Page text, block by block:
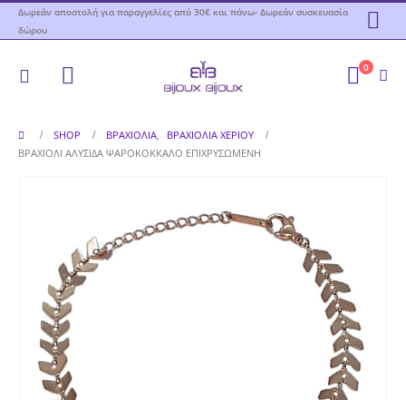
Δωρεάν αποστολή για παραγγελίες από 30€ και πάνω- Δωρεάν συσκευασία
δώρου
0
SHOP ΒΡΑΧΙΌΛΙΑ,
ΒΡΑΧΙΌΛΙΑ ΧΕΡΙΟΎ
ΒΡΑΧΙΌΛΙ ΑΛΥΣΊΔΑ ΨΑΡΟΚΌΚΚΑΛΟ ΕΠΙΧΡΥΣΩΜΈΝΗ